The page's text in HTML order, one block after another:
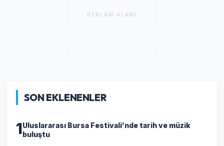
REKLAM ALANI
SON EKLENENLER
1Uluslararası Bursa Festivali’nde tarih ve müzik
buluştu